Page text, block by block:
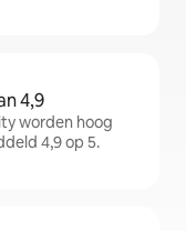
4,9
worden hoog
4,9 op 5.